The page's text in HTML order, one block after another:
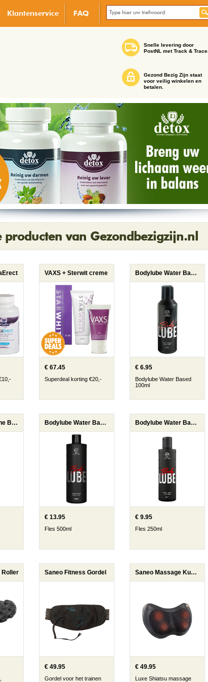
Klantenservice FAQ
Snelle levering door
PostNL met Track & Trace.
Gezond Bezig Zijn staat
voor veilig winkelen en
betalen.
producten van Gezondbezigzijn.nl
VAXS + Sterwit creme
€ 67.45
Superdeal korting €20,-
Bodylube Water Based 100ml
€ 6.95
Bodylube Water Based
100ml
Bodylube Silicone Based 500ml Bodylube Water Based 500ml
€ 13.95
Fles 500ml
Bodylube Water Based 250ml
€ 9.95
Fles 250ml
Roller Saneo Fitness Gordel
€ 49.95
Gordel voor het trainen
Saneo Massage Kussen
€ 49.95
Luxe Shiatsu massage